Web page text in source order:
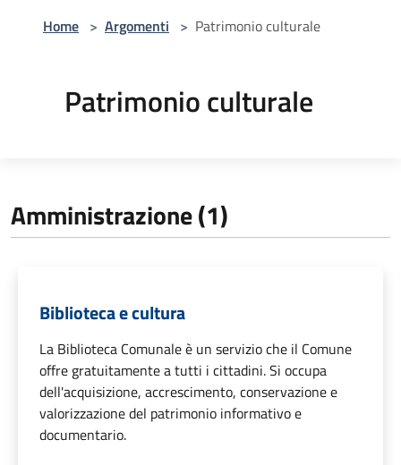
Home > Argomenti > Patrimonio culturale
Patrimonio culturale
Amministrazione (1)
Biblioteca e cultura
La Biblioteca Comunale è un servizio che il Comune
offre gratuitamente a tutti i cittadini. Si occupa
dell'acquisizione, accrescimento, conservazione e
valorizzazione del patrimonio informativo e
documentario.